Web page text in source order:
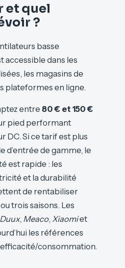
et quel
?
basse
accessible dans les
les magasins de
plateformes en ligne.
entre 80 € et 150 €
pied performant
DC. Si ce tarif est plus
d’entrée de gamme, le
est rapide : les
et la durabilité
de rentabiliser
trois saisons. Les
Duux, Meaco, Xiaomiet
les références
consommation.